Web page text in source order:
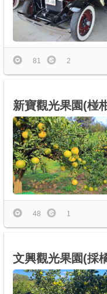
81 2
新寶觀光果園(椪
48 1
文興觀光果園(採